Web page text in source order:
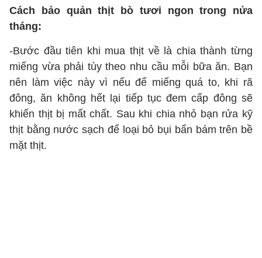
Cách bảo quản thịt bò tươi ngon trong nửa
tháng:
-Bước đầu tiên khi mua thịt về là chia thành từng
miếng vừa phải tùy theo nhu cầu mỗi bữa ăn. Bạn
nên làm việc này vì nếu để miếng quá to, khi rã
đông, ăn không hết lại tiếp tục đem cấp đông sẽ
khiến thịt bị mất chất. Sau khi chia nhỏ bạn rửa kỹ
thịt bằng nước sạch để loại bỏ bụi bẩn bám trên bề
mặt thịt.